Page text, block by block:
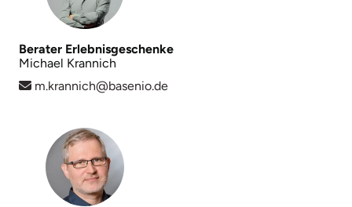
Berater Erlebnisgeschenke
Michael Krannich
m.krannich@basenio.de
Kempten
Kerken
Kiel
Kronach